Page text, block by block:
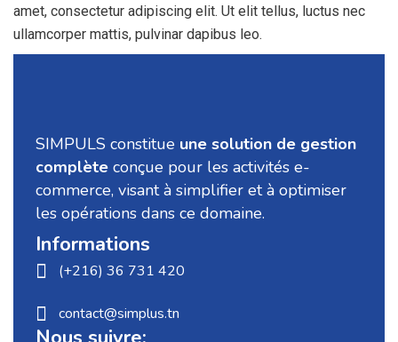
amet, consectetur adipiscing elit. Ut elit tellus, luctus nec
ullamcorper mattis, pulvinar dapibus leo.
SIMPULS constitue une solution de gestion
complète conçue pour les activités e-
commerce, visant à simplifier et à optimiser
les opérations dans ce domaine.
Informations
(+216) 36 731 420
contact@simplus.tn